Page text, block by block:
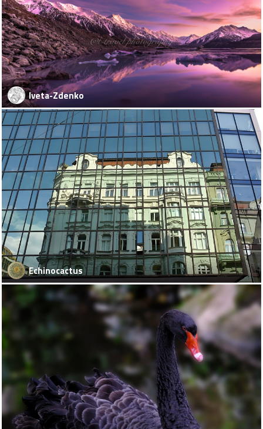
Iveta-Zdenko
Echinocactus